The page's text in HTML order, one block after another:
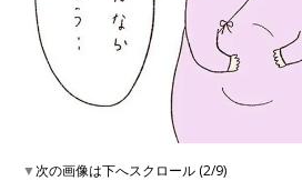
▼次の画像は下へスクロール (2/9)